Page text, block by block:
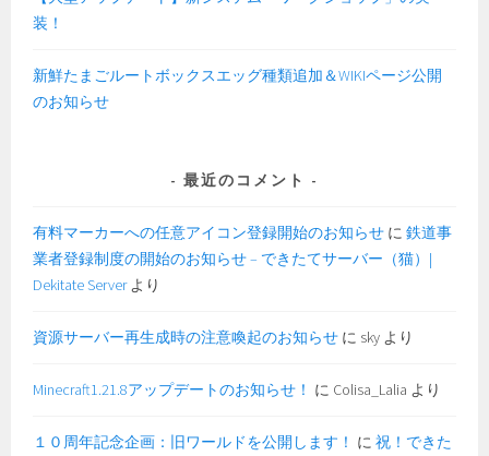
装！
新鮮たまごルートボックスエッグ種類追加＆WIKIページ公開
のお知らせ
最近のコメント
有料マーカーへの任意アイコン登録開始のお知らせ に鉄道事
業者登録制度の開始のお知らせ – できたてサーバー（猫）|
Dekitate Serverより
資源サーバー再生成時の注意喚起のお知らせ に sky より
Minecraft1.21.8アップデートのお知らせ！ に Colisa_Lalia より
１０周年記念企画：旧ワールドを公開します！ に祝！できた